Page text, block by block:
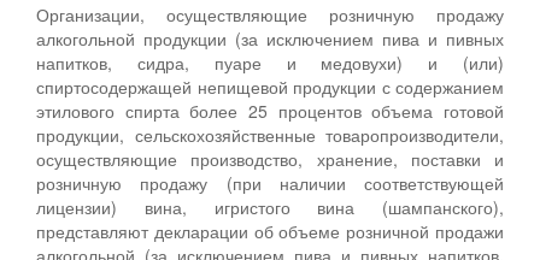
Организации, осуществляющие розничную продажу
алкогольной продукции (за исключением пива и пивных
напитков, сидра, пуаре и медовухи) и (или)
спиртосодержащей непищевой продукции с содержанием
этилового спирта более 25 процентов объема готовой
продукции, сельскохозяйственные товаропроизводители,
осуществляющие производство, хранение, поставки и
розничную продажу (при наличии соответствующей
лицензии) вина, игристого вина (шампанского),
представляют декларации об объеме розничной продажи
алкогольной (за исключением пива и пивных напитков,